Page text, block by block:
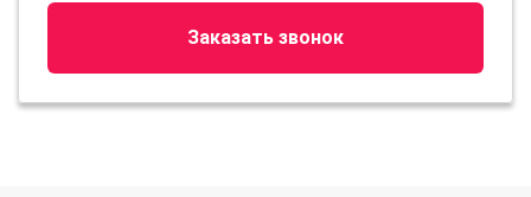
Заказать звонок